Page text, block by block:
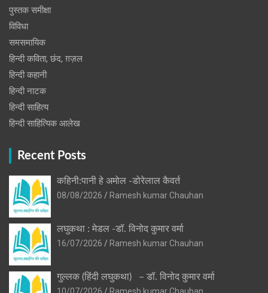
पुस्‍तक समीक्षा
विविधा
समसमायिक
हिन्दी कविता, छंद, ग़ज़ल
हिन्दी कहानी
हिन्‍दी नाटक
हिन्दी साहित्य
हिन्दी साहित्यिक आलेख
Recent Posts
कहिनी:पानी हे अमोल -डोरेलाल कैवर्त
08/08/2026
Ramesh kumar Chauhan
लघुकथा : मेडल -डॉ. विनोद कुमार वर्मा
16/07/2026
Ramesh kumar Chauhan
गुल्लक (हिंदी लघुकथा) – डॉ. विनोद कुमार वर्मा